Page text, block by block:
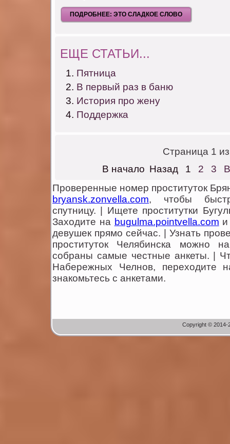
ПОДРОБНЕЕ: ЭТО СЛАДКОЕ СЛОВО
ЕЩЕ СТАТЬИ...
Пятница
В первый раз в баню
История про жену
Поддержка
Страница 1
В начало Назад 1 2 3
Проверенные номер проституток
bryansk.zonvella.com, чтобы
спутницу. | Ищете проститутки
Заходите на bugulma.pointvella.com
девушек прямо сейчас. | Узнать
проституток Челябинска можно
собраны самые честные анкеты. |
Набережных Челнов, переходите
знакомьтесь с анкетами.
Copyright © 2014-